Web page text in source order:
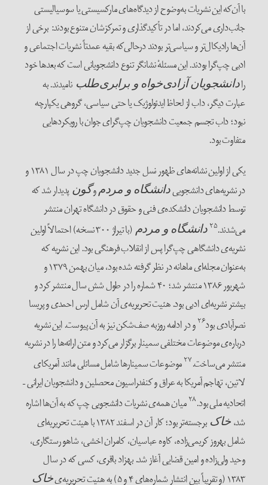
با آن‌که این نشریات به‌وضوح از دیدگاه‌های مارکسیستی یا سوسیالیستی
جانب‌داری می‌کردند، اما در تأکیدگذاری و تمرکزشان متنوع بودند: برخی از
آن‌ها رادیکال‌تر و سیاسی‌تر بودند درحالی‌که بقیه عمدتاً نشریات اجتماعی و
ادبی چپ‌گرا بودند. این مسئلهْ نشانگر تنوع دانشجویانی است که بعدها خود
رادانشجویان آزادی‌خواه و برابری‌طلبنامیدند. به
عبارت دیگر، داب از لحاظ ایدئولوژیک یا حتی سیاسی، گروهی یکپارچه
نبود؛ داب تجسم جمعیت دانشجویان چپ‌گرای جوان با رویکردهایی
متفاوت بود.
یکی از اولین نشانه‌های ظهور نسل جدید دانشجویان چپ در سال ۱۳۸۱ و
در نشریه‌های دانشجوییدانشگاه و مردم وگون پدیدار شد که
توسط دانشجویان دانشکده‌ی فنی و حقوق در دانشگاه تهران منتشر
می‌شدند.۲۵دانشگاه و مردم
(با تیراژ ۳۰۰ نسخه) احتمالاً اولین
نشریه‌ی دانشگاهی چپ‌گرا پس از انقلاب فرهنگی بود. این نشریه که
به‌عنوان مجله‌ای ماهانه در نظر گرفته شده بود، میان بهمن ۱۳۷۹ و
شهریور ۱۳۸۶ منتشر شد؛ ۴۰ شماره را در طول شش سال منتشر کرد و
بیشتر نشریه‌ای ادبی بود. هئیت تحریریه‌ی آن شامل ارس احمدی و پریسا
نصرآبادی بود۲۶و در ادامه روزبه صف‌شکن نیز به آن پیوست. این نشریه
درباره‌ی موضوعات مختلفی سمینار برگزار می‌کرد و متن ارائه‌ها را در نشریه
منتشر می‌ساخت.۲۷موضوعات سمینارها شامل مسائلی مانند آمریکای
لاتین، تهاجم آمریکا به عراق و کنفدراسیون محصلین و دانشجویان ایرانی –
اتحادیه ملی بود.۲۸میان همه‌ی نشریات دانشجویی چپ که به آن‌ها اشاره
شد،خاک
برجسته‌تر بود؛ کار آن در اسفند ۱۳۸۲ با هیئت تحریریه‌ای
شامل بهروز کریمی‌زاده، کاوه عباسیان، کامران اخشی، شاهو رستگاری،
وحید ولی‌زاده و امین قضایی آغاز شد. بهزاد باقری، کسی که در سال
۱۳۸۳ (و تقریباً بین انتشار شماره‌های ۴ و ۵) به هئیت تحریریه‌ی
خاک